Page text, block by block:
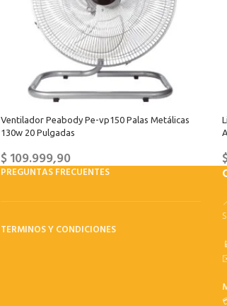
Ventilador Peabody Pe-vp150 Palas Metálicas
130w 20 Pulgadas
$109.999,90
PREGUNTAS FRECUENTES
TERMINOS Y CONDICIONES